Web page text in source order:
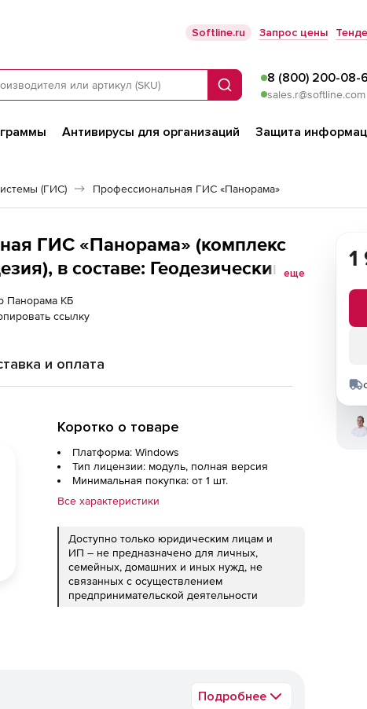
Softline.ru Запрос цены
Поиск
8 (800) 200-08-
sales.r@softline.com
Антивирусы для организаций Защита
(ГИС) Профессиональная ГИС «Панорама»
ГИС «Панорама» (комплекс
в составе: Геодезический
код продукта 0102 или
еще
Панорама КБ
ссылку
и оплата
Коротко о товаре
Платформа: Windows
Тип лицензии: модуль, полная версия
Минимальная покупка: от 1 шт.
Все характеристики
Доступно только юридическим лицам и
ИП – не предназначено для личных,
семейных, домашних и иных нужд, не
связанных с осуществлением
предпринимательской деятельности
Подробнее
1